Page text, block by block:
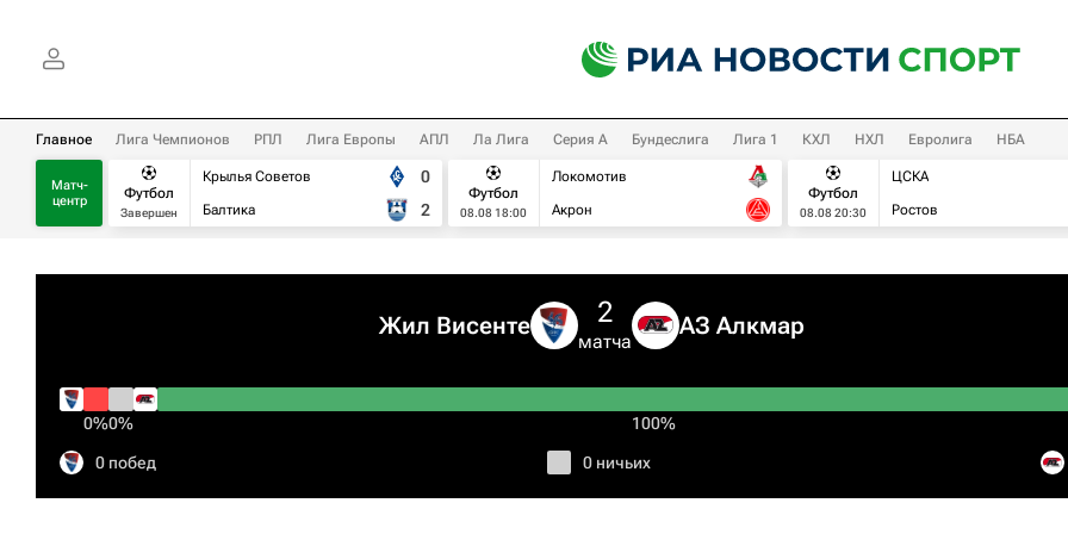
Главное Лига Чемпионов РПЛ Лига Европы АПЛ Ла Лига Серия А Бундеслига Лига 1 КХЛ НХЛ Евролига НБА
Матч-
центр
Футбол
Завершен
Крылья Советов
Балтика
0
2
Футбол
08.08 18:00
Локомотив
Акрон
Футбол
08.08 20:30
ЦСКА
Ростов
Жил Висенте 2
матча
АЗ Алкмар
0%0% 100%
0 побед 0 ничьих